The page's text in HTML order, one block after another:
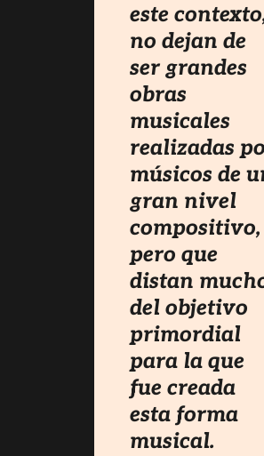
este
no dejan de
ser grandes
obras
musicales
realizadas
músicos de
gran nivel
compositivo,
pero que
distan
del objetivo
primordial
para la que
fue creada
esta forma
musical.